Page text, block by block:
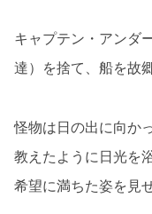
キャプテン・アンダ
達）を捨て、船を故
怪物は日の出に向か
教えたように日光を
希望に満ちた姿を見